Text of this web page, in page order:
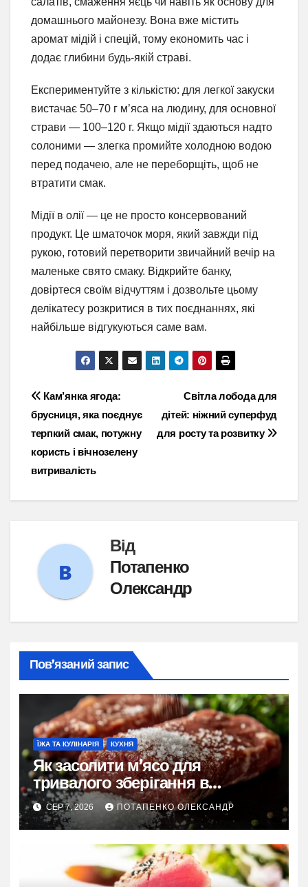
домашнього майонезу. Вона вже містить
аромат мідій і спецій, тому економить час і
додає глибини будь-якій страві.
Експериментуйте з кількістю: для легкої закуски
вистачає 50–70 г м’яса на людину, для основної
страви — 100–120 г. Якщо мідії здаються надто
солоними — злегка промийте холодною водою
перед подачею, але не переборщіть, щоб не
втратити смак.
Мідії в олії — це не просто консервований
продукт. Це шматочок моря, який завжди під
рукою, готовий перетворити звичайний вечір на
маленьке свято смаку. Відкрийте банку,
довіртеся своїм відчуттям і дозвольте цьому
делікатесу розкритися в тих поєднаннях, які
найбільше відгукуються саме вам.
Навігація
записів
Світла лобода для
дітей: ніжний суперфуд
для росту та розвитку
Кам’янка ягода:
брусниця, яка поєднує
терпкий смак, потужну
користь і вічнозелену
витривалість
Від
Потапенко
Олександр
Пов’язаний запис
ЇЖА ТА КУЛІНАРІЯ КУХНЯ
Як засолити м’ясо для
тривалого зберігання в
домашніх умовах
СЕР 7, 2026 ПОТАПЕНКО ОЛЕКСАНДР